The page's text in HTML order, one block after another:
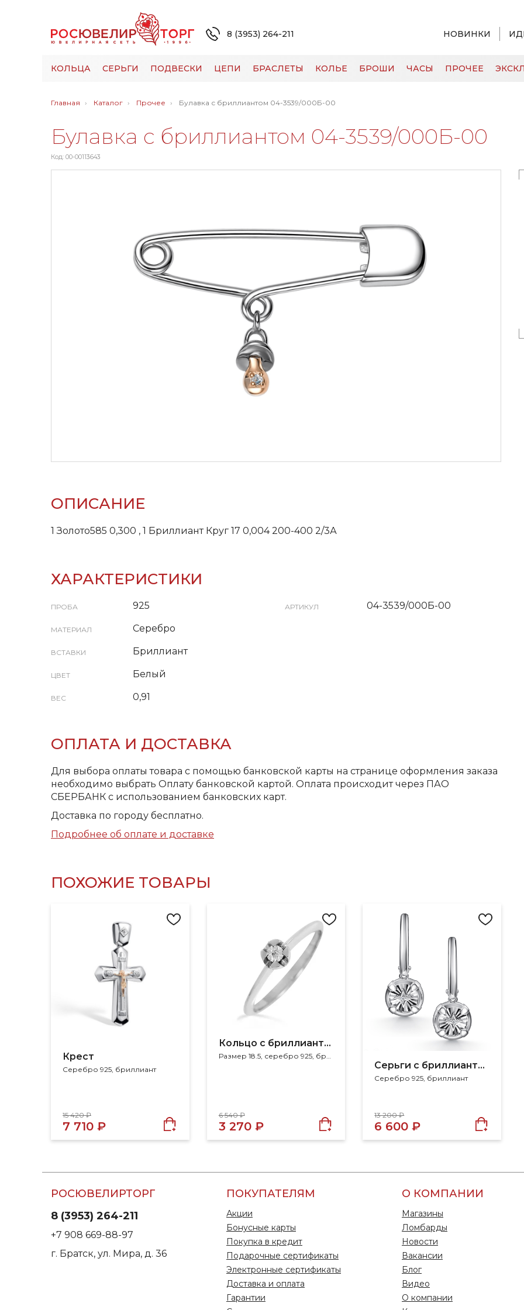
8 (3953) 264-211 НОВИНКИ
КОЛЬЦА СЕРЬГИ ПОДВЕСКИ ЦЕПИ БРАСЛЕТЫ КОЛЬЕ БРОШИ ЧАСЫ ПРОЧЕЕ
Главная Каталог Прочее Булавка с бриллиантом 04-3539/000Б-00
Булавка с бриллиантом 04-3539/000Б-00
Код: 00-00113643
ОПИСАНИЕ
1 Золото585 0,300 , 1 Бриллиант Круг 17 0,004 200-400 2/3А
ХАРАКТЕРИСТИКИ
ПРОБА 925
МАТЕРИАЛ Серебро
ВСТАВКИ Бриллиант
ЦВЕТ Белый
ВЕС 0,91
АРТИКУЛ 04-3539/000Б-00
ОПЛАТА И ДОСТАВКА
Для выбора оплаты товара с помощью банковской карты на странице оформления заказа
необходимо выбрать Оплату банковской картой. Оплата происходит через ПАО
СБЕРБАНК с использованием банковских карт.
Доставка по городу бесплатно.
Подробнее об оплате и доставке
ПОХОЖИЕ ТОВАРЫ
Крест
Серебро 925, бриллиант
15 420 ₽
7 710 ₽
Кольцо с бриллиантом
Размер 18.5, серебро 925, бриллиант
6 540 ₽
3 270 ₽
Серьги с бриллиантами
Серебро 925, бриллиант
13 200 ₽
6 600 ₽
РОСЮВЕЛИРТОРГ
8 (3953) 264-211
+7 908 669-88-97
г. Братск, ул. Мира, д. 36
ПОКУПАТЕЛЯМ
Акции
Бонусные карты
Покупка в кредит
Подарочные сертификаты
Электронные сертификаты
Доставка и оплата
Гарантии
О КОМПАНИИ
Магазины
Ломбарды
Новости
Вакансии
Блог
Видео
О компании